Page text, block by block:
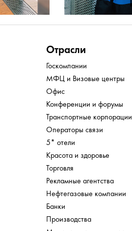
Отрасли
Госкомпании
МФЦ и Визовые центры
Офис
Конференции и форумы
Транспортные корпорации
Операторы связи
5* отели
Красота и здоровье
Торговля
Рекламные агентства
Нефтегазовые компании
Банки
Производства